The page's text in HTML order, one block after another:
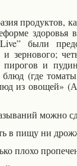
продуктов,
здоровья
были
зернового;
и
блюд (где
из овощей»
можно
в пищу ни
плохо